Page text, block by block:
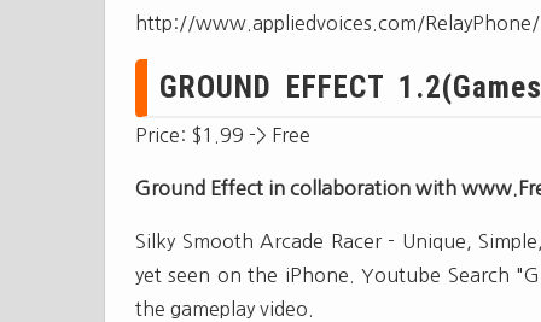
http://www.appliedvoices.com/
GROUND EFFECT
Price: $1.99 -> Free
Ground Effect in collaboration with
Silky Smooth Arcade Racer - Unique,
yet seen on the iPhone. Youtube Search
the gameplay video.